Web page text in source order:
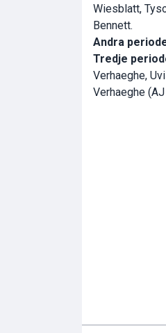
Wiesblatt,
Bennett.
Andra
Tredje
Verhaeghe,
Verhaeghe (AJ